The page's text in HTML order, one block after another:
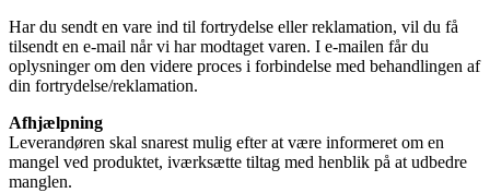
Har du sendt en vare ind til fortrydelse eller reklamation, vil du få
tilsendt en e-mail når vi har modtaget varen. I e-mailen får du
oplysninger om den videre proces i forbindelse med behandlingen af
din fortrydelse/reklamation.
Afhjælpning
Leverandøren skal snarest mulig efter at være informeret om en
mangel ved produktet, iværksætte tiltag med henblik på at udbedre
manglen.